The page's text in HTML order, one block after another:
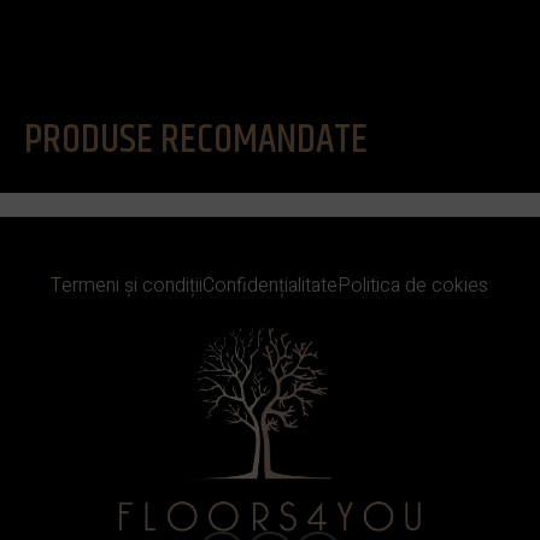
PRODUSE RECOMANDATE
Termeni și condițiiConfidențialitatePolitica de cokies